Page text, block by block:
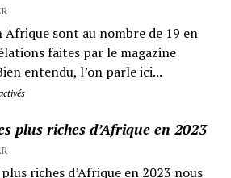
Afrique sont au nombre de 19 en
faites par le magazine
entendu, l’on parle ici...
plus riches d’Afrique en 2023
riches d’Afrique en 2023 nous